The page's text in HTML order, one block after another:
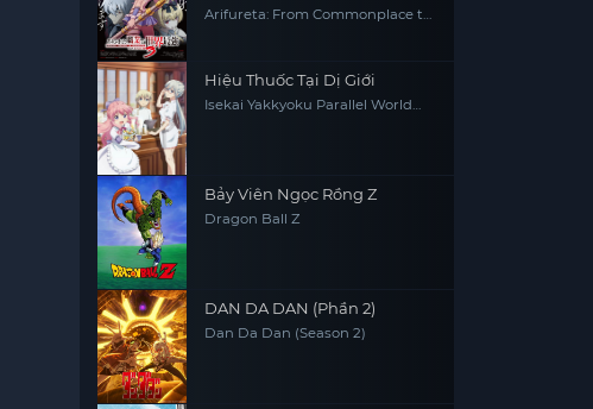
Arifureta: From Commonplace to
Hiệu Thuốc Tại Dị Giới
Isekai Yakkyoku Parallel World
Bảy Viên Ngọc Rồng Z
Dragon Ball Z
DAN DA DAN (Phần 2)
Dan Da Dan (Season 2)